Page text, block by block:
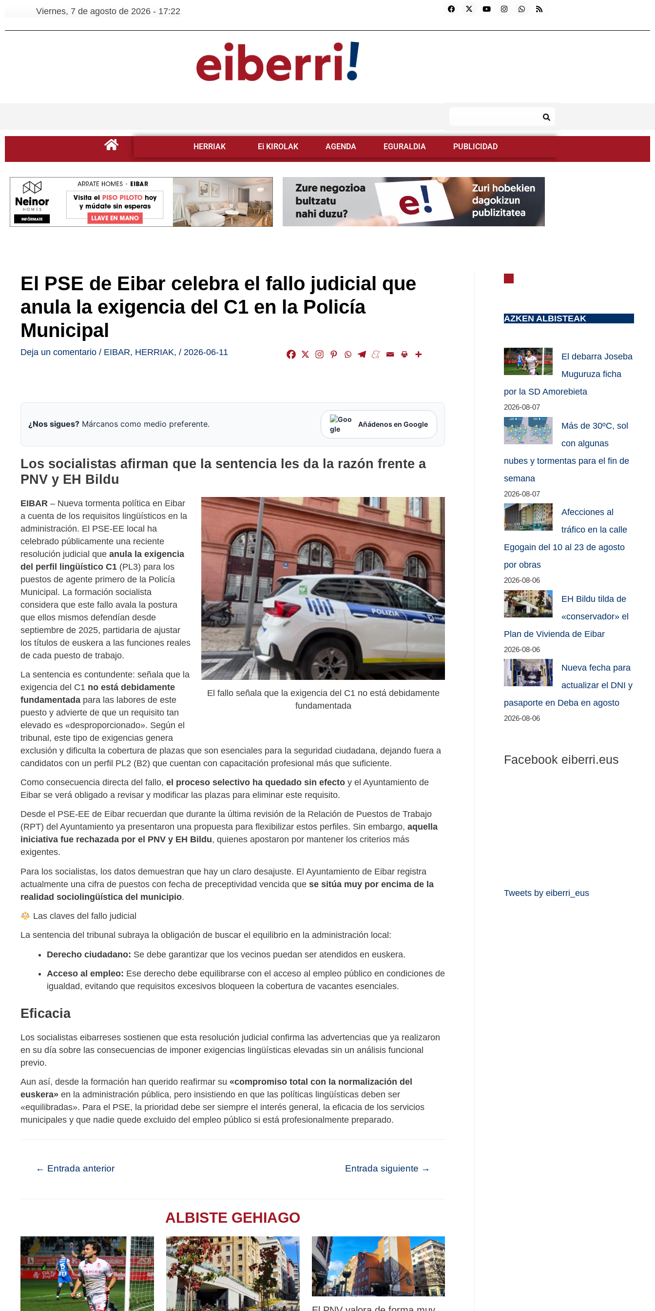
Viernes, 7 de agosto de 2026 - 17:22
HERRIAK Ei KIROLAK AGENDA EGURALDIA PUBLICIDAD
El PSE de Eibar celebra el fallo judicial que
anula la exigencia del C1 en la Policía
Municipal
Deja un comentario / EIBAR, HERRIAK, / 2026-06-11
¿Nos sigues? Márcanos como medio preferente. Añádenos en Google
Los socialistas afirman que la sentencia les da la razón frente a
PNV y EH Bildu
El fallo señala que la exigencia del C1 no está debidamente
fundamentada
EIBAR – Nueva tormenta política en Eibar
a cuenta de los requisitos lingüísticos en la
administración. El PSE-EE local ha
celebrado públicamente una reciente
resolución judicial que anula la exigencia
del perfil lingüístico C1 (PL3) para los
puestos de agente primero de la Policía
Municipal. La formación socialista
considera que este fallo avala la postura
que ellos mismos defendían desde
septiembre de 2025, partidaria de ajustar
los títulos de euskera a las funciones reales
de cada puesto de trabajo.
La sentencia es contundente: señala que la
exigencia del C1 no está debidamente
fundamentada para las labores de este
puesto y advierte de que un requisito tan
elevado es «desproporcionado». Según el
tribunal, este tipo de exigencias genera
exclusión y dificulta la cobertura de plazas que son esenciales para la seguridad ciudadana, dejando fuera a
candidatos con un perfil PL2 (B2) que cuentan con capacitación profesional más que suficiente.
Como consecuencia directa del fallo, el proceso selectivo ha quedado sin efecto y el Ayuntamiento de
Eibar se verá obligado a revisar y modificar las plazas para eliminar este requisito.
Desde el PSE-EE de Eibar recuerdan que durante la última revisión de la Relación de Puestos de Trabajo
(RPT) del Ayuntamiento ya presentaron una propuesta para flexibilizar estos perfiles. Sin embargo, aquella
iniciativa fue rechazada por el PNV y EH Bildu, quienes apostaron por mantener los criterios más
exigentes.
Para los socialistas, los datos demuestran que hay un claro desajuste. El Ayuntamiento de Eibar registra
actualmente una cifra de puestos con fecha de preceptividad vencida que se sitúa muy por encima de la
realidad sociolingüística del municipio.
Las claves del fallo judicial
La sentencia del tribunal subraya la obligación de buscar el equilibrio en la administración local:
Derecho ciudadano: Se debe garantizar que los vecinos puedan ser atendidos en euskera.
Acceso al empleo: Ese derecho debe equilibrarse con el acceso al empleo público en condiciones de
igualdad, evitando que requisitos excesivos bloqueen la cobertura de vacantes esenciales.
Eficacia
Los socialistas eibarreses sostienen que esta resolución judicial confirma las advertencias que ya realizaron
en su día sobre las consecuencias de imponer exigencias lingüísticas elevadas sin un análisis funcional
previo.
Aun así, desde la formación han querido reafirmar su «compromiso total con la normalización del
euskera» en la administración pública, pero insistiendo en que las políticas lingüísticas deben ser
«equilibradas». Para el PSE, la prioridad debe ser siempre el interés general, la eficacia de los servicios
municipales y que nadie quede excluido del empleo público si está profesionalmente preparado.
← Entrada anterior Entrada siguiente →
ALBISTE GEHIAGO
AZKEN ALBISTEAK
El debarra Joseba
Muguruza ficha
por la SD Amorebieta
2026-08-07
Más de 30ºC, sol
con algunas
nubes y tormentas para el fin de
semana
2026-08-07
Afecciones al
tráfico en la calle
Egogain del 10 al 23 de agosto
por obras
2026-08-06
EH Bildu tilda de
«conservador» el
Plan de Vivienda de Eibar
2026-08-06
Nueva fecha para
actualizar el DNI y
pasaporte en Deba en agosto
2026-08-06
Facebook eiberri.eus
Tweets by eiberri_eus